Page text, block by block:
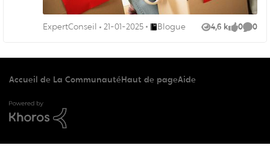
ExpertConseil 21-01-2025 Endroit Blogue
Blogue 4,6 k
Vues 0
like 0
Accueil de La CommunautéHaut de pageAide